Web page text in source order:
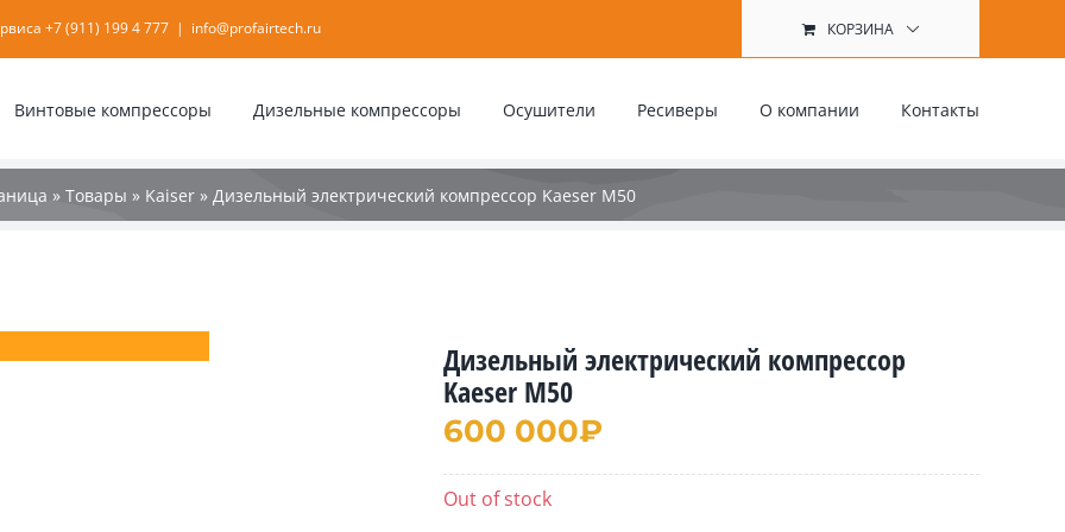
+7 (911) 199 4 777 | info@profairtech.ru КОРЗИНА
Винтовые компрессоры Дизельные компрессоры Осушители Ресиверы О компании Контакты
» Товары » Kaiser» Дизельный электрический компрессор Kaeser M50
Дизельный электрический компрессор
Kaeser M50
600 000₽
Out of stock